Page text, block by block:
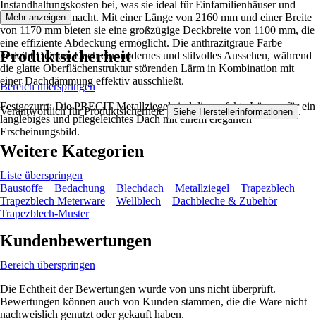
Instandhaltungskosten bei, was sie ideal für Einfamilienhäuser und
Feriendomizile macht. Mit einer Länge von 2160 mm und einer Breite
von 1170 mm bieten sie eine großzügige Deckbreite von 1100 mm, die
eine effiziente Abdeckung ermöglicht. Die anthrazitgraue Farbe
verleiht Deinem Dach ein modernes und stilvolles Aussehen, während
die glatte Oberflächenstruktur störenden Lärm in Kombination mit
einer Dachdämmung effektiv ausschließt.
Festgezurrt: Die PRECIT Metallziegel sind die perfekte Lösung für ein
langlebiges und pflegeleichtes Dach mit einem eleganten
Erscheinungsbild.
Mehr anzeigen
Produktsicherheit
Bereich überspringen
Verantwortlich für Produktsicherheit: Siehe Herstellerinformationen .
Weitere Kategorien
Liste überspringen
Baustoffe
Bedachung Blechdach Metallziegel
Trapezblech
Trapezblech Meterware
Wellblech
Dachbleche & Zubehör
Trapezblech-Muster
Kundenbewertungen
Bereich überspringen
Die Echtheit der Bewertungen wurde von uns nicht überprüft.
Bewertungen können auch von Kunden stammen, die die Ware nicht
nachweislich genutzt oder gekauft haben.